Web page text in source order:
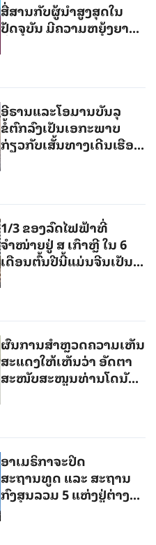
ສື່ສານກັບຜູ້ນຳສູງສຸດໃນ
ປັດຈຸບັນ ມີຄວາມຫຍຸ້ງຍາກ
ອີຣານແລະໂອມານບັນລຸ
ຂໍ້ຕົກລົງເປັນ​ເອ​ກະ​ພາບ
ກ່ຽວກັບເສັ້ນທາງ​ເດີນເຮືອທີ່
1/3 ຂອງລົດໄຟຟ້າທີ່
ຈຳໜ່າຍຢູ່ ສ ເກົາຫຼີ ໃນ 6
ເດືອນຕົ້ນປີນີ້ແມ່ນຈີນເປັນຜູ້
ຜົນການສຳຫຼວດຄວາມເຫັນ
ສະແດງໃຫ້ເຫັນວ່າ ອັດຕາ
ສະໜັບສະໜູນທ່ານໂດນັນ
ອາເມຣິກາຈະປິດ
ສະຖານທູດ ແ​ລະ ສະຖານ
ກົງສຸນລວມ 5 ແຫ່ງ​ຢູ່​ຕ່າງ​ປະ​